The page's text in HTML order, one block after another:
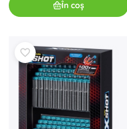
În coș